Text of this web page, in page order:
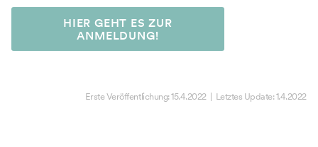
HIER GEHT ES ZUR
ANMELDUNG!
Erste Veröffentlichung:15.4.2022| Letztes Update:1.4.2022